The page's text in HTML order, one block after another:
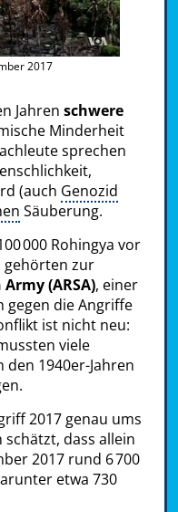
2017
Jahren schwere
Minderheit
sprechen
(auch Genozid
Säuberung.
000 Rohingya vor
gehörten zur
(ARSA), einer
gegen die Angriffe
ist nicht neu:
viele
den 1940er-Jahren
2017 genau ums
schätzt, dass allein
2017 rund 6 700
etwa 730